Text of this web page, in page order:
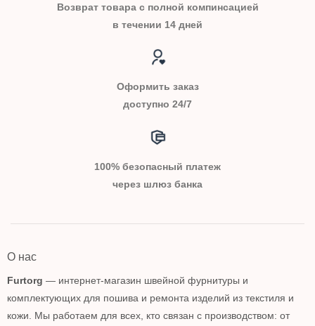
Возврат товара с полной компинсацией
в течении 14 дней
Оформить заказ
доступно 24/7
100% безопасный платеж
через шлюз банка
О нас
Furtorg — интернет-магазин швейной фурнитуры и
комплектующих для пошива и ремонта изделий из текстиля и
кожи. Мы работаем для всех, кто связан с производством: от